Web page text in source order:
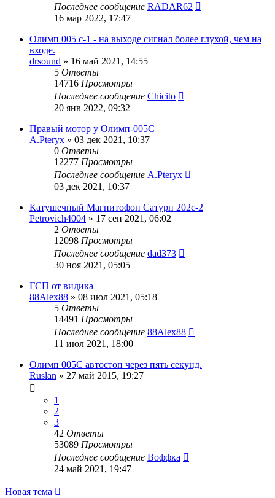
Последнее сообщение RADAR62
16 мар 2022, 17:47
Олимп 005 с-1 - на выходе сигнал более глухой, чем на
входе.
drsound » 16 май 2021, 14:55
5 Ответы
14716 Просмотры
Последнее сообщение Chicito
20 янв 2022, 09:32
Правый мотор у Олимп-005С
A.Pteryx » 03 дек 2021, 10:37
0 Ответы
12277 Просмотры
Последнее сообщение A.Pteryx
03 дек 2021, 10:37
Катушечный Магнитофон Сатурн 202с-2
Petrovich4004 » 17 сен 2021, 06:02
2 Ответы
12098 Просмотры
Последнее сообщение dad373
30 ноя 2021, 05:05
ГСП от видика
88Alex88 » 08 июл 2021, 05:18
5 Ответы
14491 Просмотры
Последнее сообщение 88Alex88
11 июл 2021, 18:00
Олимп 005C автостоп через пять секунд.
Ruslan » 27 май 2015, 19:27
1
2
3
42 Ответы
53089 Просмотры
Последнее сообщение Воффка
24 май 2021, 19:47
Новая тема